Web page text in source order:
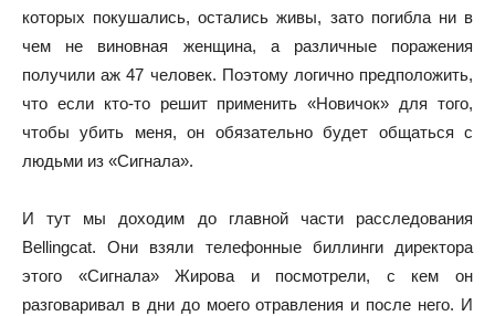
которых покушались, остались живы, зато погибла ни в
чем не виновная женщина, а различные поражения
получили аж 47 человек. Поэтому логично предположить,
что если кто-то решит применить «Новичок» для того,
чтобы убить меня, он обязательно будет общаться с
людьми из «Сигнала».
И тут мы доходим до главной части расследования
Bellingcat. Они взяли телефонные биллинги директора
этого «Сигнала» Жирова и посмотрели, с кем он
разговаривал в дни до моего отравления и после него. И